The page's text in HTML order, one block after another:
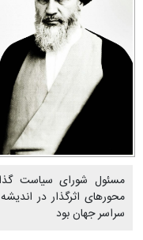
مسئول شورای سیاست
محورهای اثرگذار در
سراسر جهان بود